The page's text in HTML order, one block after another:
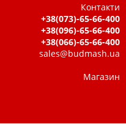
Контакти
+38(073)-65-66-400
+38(096)-65-66-400
+38(066)-65-66-400
sales@budmash.ua
Магазин